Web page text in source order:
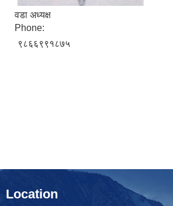
वडा अध्यक्ष
Phone:
९८६६९९१८७५
Location